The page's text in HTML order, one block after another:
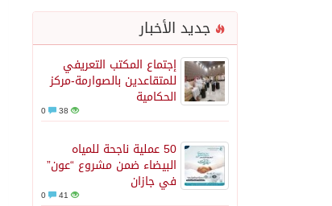
جديد الأخبار
إجتماع المكتب التعريفي
للمتقاعدين بالصوارمة-مركز
الحكامية
38
50 عملية ناجحة للمياه
البيضاء ضمن مشروع “عون”
في جازان
41